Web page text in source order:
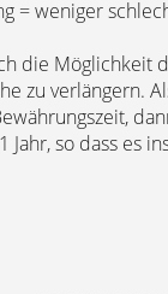
= weniger
die Möglichkeit
zu verlängern.
Jahr, so dass es